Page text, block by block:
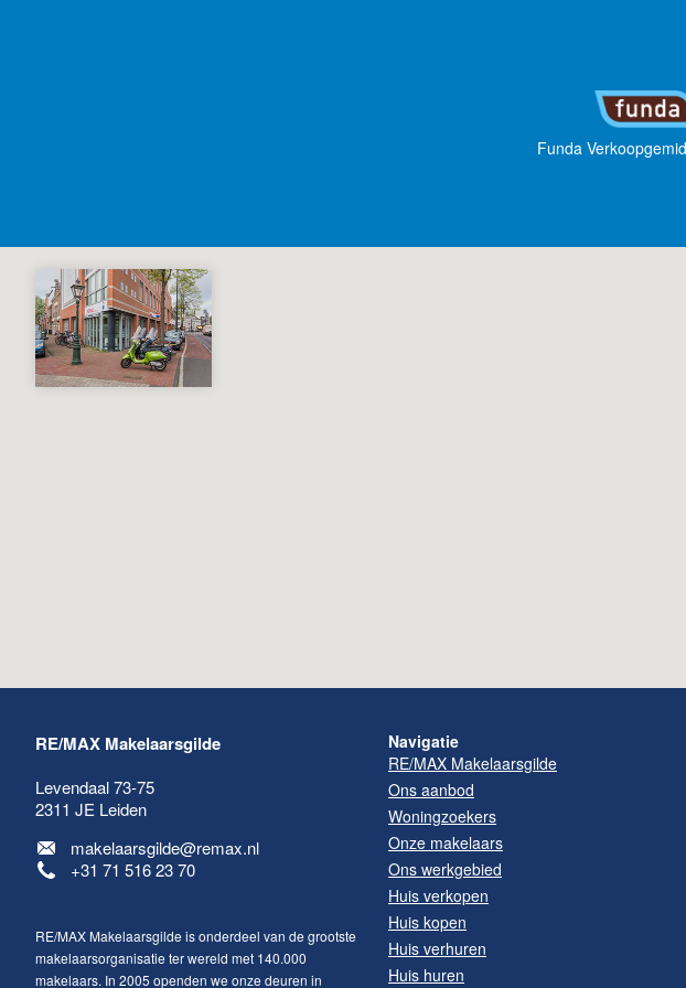
Funda
RE/MAX Makelaarsgilde
Levendaal 73-75
2311 JE Leiden
makelaarsgilde@remax.nl
+31 71 516 23 70
RE/MAX Makelaarsgilde is onderdeel van de grootste
makelaarsorganisatie ter wereld met 140.000
makelaars. In 2005 openden we onze deuren in
Navigatie
RE/MAX Makelaarsgilde
Ons aanbod
Woningzoekers
Onze makelaars
Ons werkgebied
Huis verkopen
Huis kopen
Huis verhuren
Huis huren